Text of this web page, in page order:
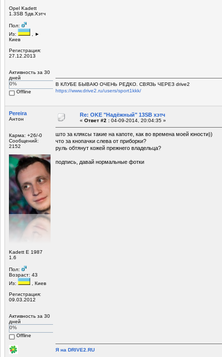
Opel Kadett
1.3SB 5дв.Хэтч
Пол:
Из:
, ►
Киев
Регистрация:
27.12.2013
Активность за 30
дней
0%
Offline
В КЛУБЕ БЫВАЮ ОЧЕНЬ РЕДКО. СВЯЗЬ ЧЕРЕЗ drive2
https://www.drive2.ru/users/sport1kkk/
Pereira
Антон
Карма: +26/-0
Сообщений:
2152
Kadett E 1987
1.6
Пол:
Возраст: 43
Из:
, Киев
Регистрация:
09.03.2012
Активность за 30
дней
0%
Offline
Re: OKE "Надёжный" 13SB хэтч
« Ответ #2 : 04-09-2014, 20:04:35 »
што за кляксы такие на капоте, как во времена моей юности))
что за кнопачки слева от приборки?
руль обтянут кожей прежнего владельца?
подпись, давай нормальные фотки
Я на DRIVE2.RU